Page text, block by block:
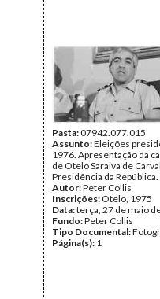
Pasta:07942.077.015
Assunto:Eleições
1976. Apresentação da
de Otelo Saraiva de
Presidência da República.
Autor:Peter Collis
Inscrições: Otelo, 1975
Data:terça, 27 de maio
Fundo:Peter Collis
Tipo Documental:
Página(s): 1